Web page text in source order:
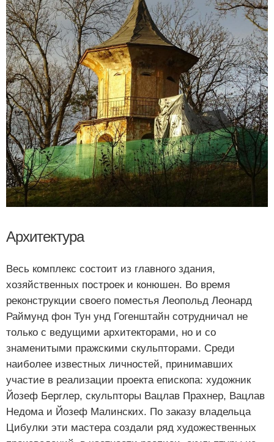
Архитектура
Весь комплекс состоит из главного здания,
хозяйственных построек и конюшен. Во время
реконструкции своего поместья Леопольд Леонард
Раймунд фон Тун унд Гогенштайн сотрудничал не
только с ведущими архитекторами, но и со
знаменитыми пражскими скульпторами. Среди
наиболее известных личностей, принимавших
участие в реализации проекта епископа: художник
Йозеф Берглер, скульпторы Вацлав Прахнер, Вацлав
Недома и Йозеф Малинских. По заказу владельца
Цибулки эти мастера создали ряд художественных